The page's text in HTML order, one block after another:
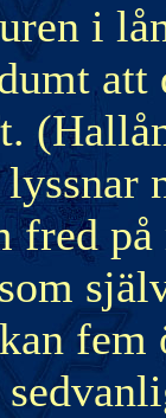
i
att
fred